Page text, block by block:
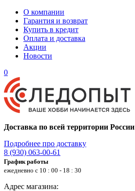
О компании
Гарантия и возврат
Купить в кредит
Оплата и доставка
Акции
Новости
0
Доставка по всей территории России
Подробнее про доставку
8 (930) 063-00-61
График работы
ежедневно с 10 : 00 - 18 : 30
Адрес магазина: